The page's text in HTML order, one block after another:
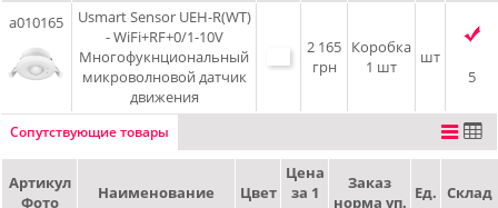
a010165
Usmart Sensor UEH-R(WT)
- WiFi+RF+0/1-10V
Многофукнциональный
микроволновой датчик
движения
2 165
грн
Коробка
1 шт
шт
5
Сопутствующие товары
Артикул
Фото
Наименование Цвет
Цена
за 1
Заказ
норма уп. Ед. Склад